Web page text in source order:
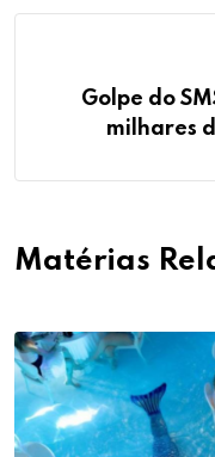
Golpe do
milhares
Matérias